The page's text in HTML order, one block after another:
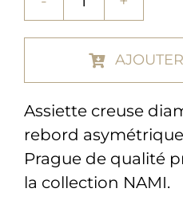
quantité
Assiette
creuse
(x3)
–
collection
NAMI
Assiette creuse
rebord
Prague de qualité
la collection NAMI.